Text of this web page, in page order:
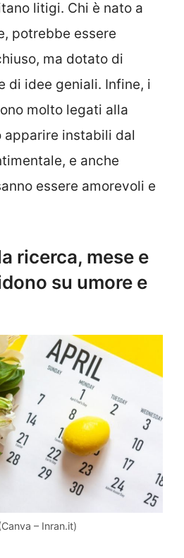
litigi. Chi è nato a
potrebbe essere
ma dotato di
di idee geniali. Infine, i
molto legati alla
apparire instabili dal
e anche
essere amorevoli e
ricerca, mese e
su umore e
– Inran.it)